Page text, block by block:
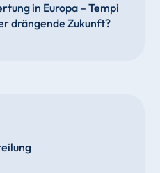
in Europa – Tempi
drängende Zukunft?